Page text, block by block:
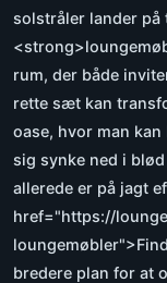
solstråler lander på
rum, der både
rette sæt kan
oase, hvor man
sig synke ned i
allerede er på jagt
href="https://
bredere plan for at